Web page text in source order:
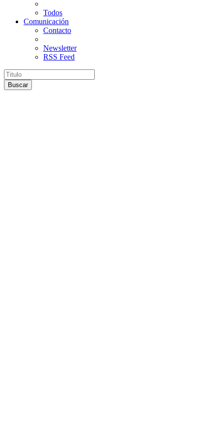
Todos
Comunicación
Contacto
Newsletter
RSS Feed
Buscar